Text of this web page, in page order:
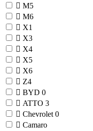
M5
M6
X1
X3
X4
X5
X6
Z4
BYD 0
ATTO 3
Chevrolet 0
Camaro